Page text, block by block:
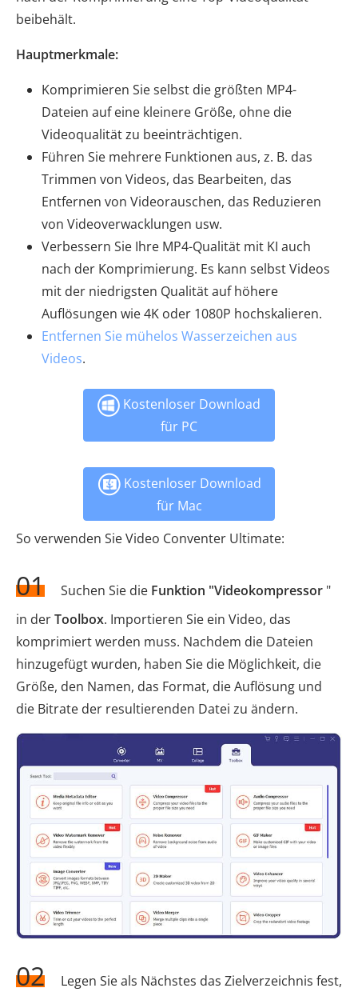
beibehält.
Hauptmerkmale:
Komprimieren Sie selbst die größten MP4-
Dateien auf eine kleinere Größe, ohne die
Videoqualität zu beeinträchtigen.
Führen Sie mehrere Funktionen aus, z. B. das
Trimmen von Videos, das Bearbeiten, das
Entfernen von Videorauschen, das Reduzieren
von Videoverwacklungen usw.
Verbessern Sie Ihre MP4-Qualität mit KI auch
nach der Komprimierung. Es kann selbst Videos
mit der niedrigsten Qualität auf höhere
Auflösungen wie 4K oder 1080P hochskalieren.
Entfernen Sie mühelos Wasserzeichen aus
Videos.
Kostenloser Download
für PC
Kostenloser Download
für Mac
So verwenden Sie Video Conventer Ultimate:
01 Suchen Sie die Funktion "Videokompressor "
in derToolbox. Importieren Sie ein Video, das
komprimiert werden muss. Nachdem die Dateien
hinzugefügt wurden, haben Sie die Möglichkeit, die
Größe, den Namen, das Format, die Auflösung und
die Bitrate der resultierenden Datei zu ändern.
02
Legen Sie als Nächstes das Zielverzeichnis fest,